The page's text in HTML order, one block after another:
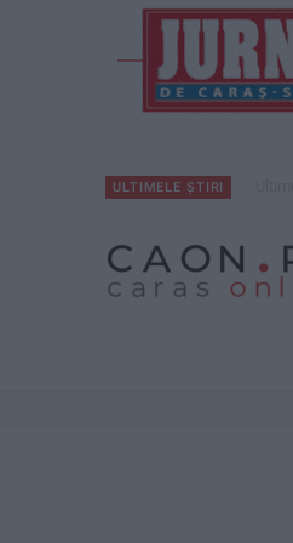
ULTIMELE ȘTIRI